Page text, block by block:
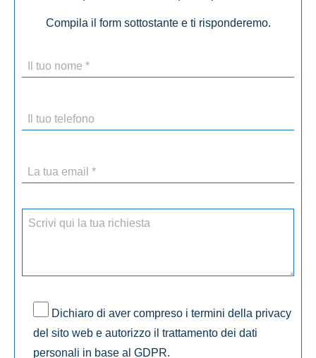
Compila il form sottostante e ti risponderemo.
Dichiaro di aver compreso i termini della privacy
del sito web e autorizzo il trattamento dei dati
personali in base al GDPR.